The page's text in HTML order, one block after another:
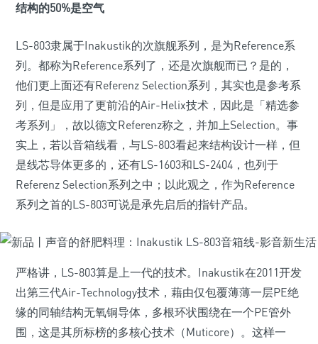
结构的50%是空气
LS-803隶属于Inakustik的次旗舰系列，是为Reference系
列。都称为Reference系列了，还是次旗舰而已？是的，
他们更上面还有Referenz Selection系列，其实也是参考系
列，但是应用了更前沿的Air-Helix技术，因此是「精选参
考系列」，故以德文Referenz称之，并加上Selection。事
实上，若以音箱线看，与LS-803看起来结构设计一样，但
是线芯导体更多的，还有LS-1603和LS-2404，也列于
Referenz Selection系列之中；以此观之，作为Reference
系列之首的LS-803可说是承先启后的指针产品。
严格讲，LS-803算是上一代的技术。Inakustik在2011开发
出第三代Air-Technology技术，藉由仅包覆薄薄一层PE绝
缘的同轴结构无氧铜导体，多根环状围绕在一个PE管外
围，这是其所标榜的多核心技术（Muticore）。这样一